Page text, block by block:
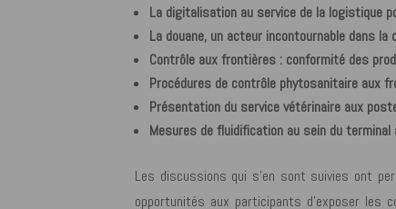
La digitalisation au service de la logistique
La douane, un acteur incontournable dans
Contrôle aux frontières : conformité des
Procédures de contrôle phytosanitaire aux
Présentation du service vétérinaire aux
Mesures de fluidification au sein du terminal
Les discussions qui s’en sont suivies ont
opportunités aux participants d’exposer les